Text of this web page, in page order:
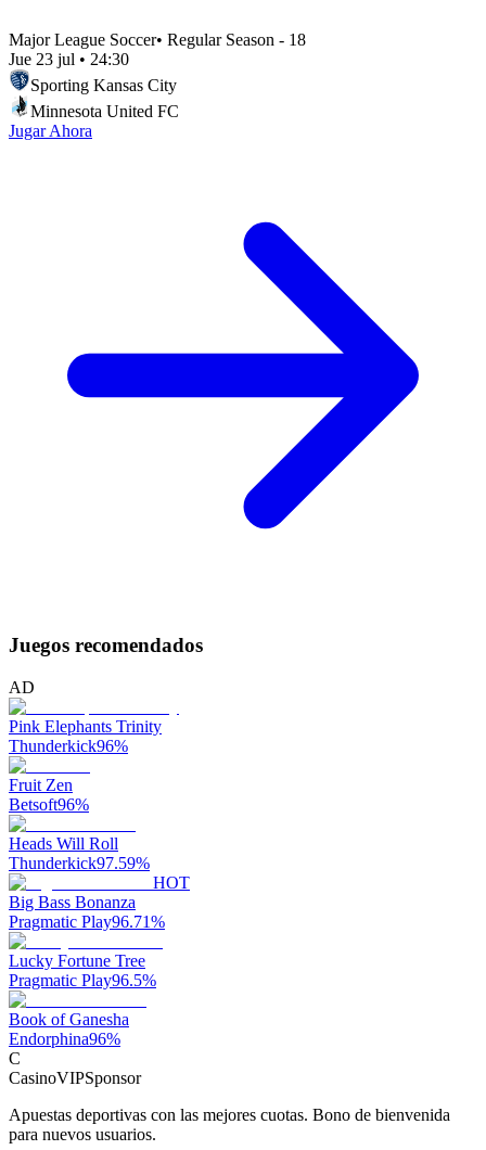
Major League Soccer• Regular Season - 18
Jue 23 jul • 24:30
Sporting Kansas City
Minnesota United FC
Jugar Ahora
Juegos recomendados
AD
Pink Elephants Trinity
Thunderkick96%
Fruit Zen
Betsoft96%
Heads Will Roll
Thunderkick97.59%
HOT
Big Bass Bonanza
Pragmatic Play96.71%
Lucky Fortune Tree
Pragmatic Play96.5%
Book of Ganesha
Endorphina96%
C
CasinoVIPSponsor
Apuestas deportivas con las mejores cuotas. Bono de bienvenida
para nuevos usuarios.